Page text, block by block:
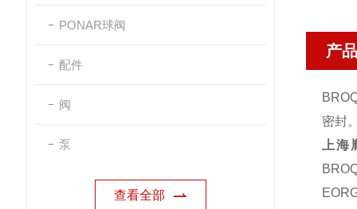
PONAR球阀
配件
阀
泵
查看全部
产
密封
上海